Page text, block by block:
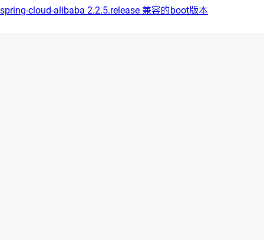
spring-cloud-alibaba 2.2.5.release 兼容的boot版本